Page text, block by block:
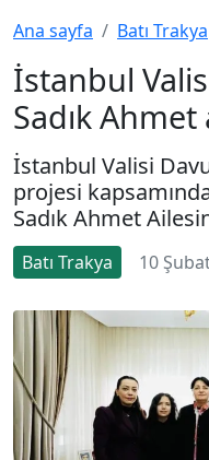
Ana sayfa Batı Trakya
İstanbul
Sadık
İstanbul Valisi
projesi
Sadık Ahmet
Batı Trakya 10